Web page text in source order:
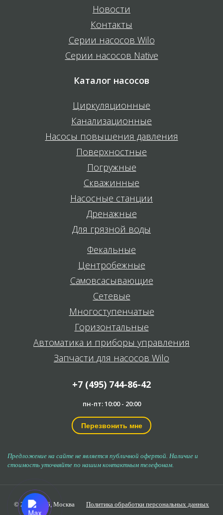
Новости
Контакты
Серии насосов Wilo
Серии насосов Native
Каталог насосов
Циркуляционные
Канализационные
Насосы повышения давления
Поверхностные
Погружные
Скважинные
Насосные станции
Дренажные
Для грязной воды
Фекальные
Центробежные
Самовсасывающие
Сетевые
Многоступенчатые
Горизонтальные
Автоматика и приборы управления
Запчасти для насосов Wilo
+7 (495) 744-86-42
пн-пт: 10:00 - 20:00
Перезвонить мне
Предложение на сайте не является публичной офертой. Наличие и
стоимость уточняйте по нашим контактным телефонам.
© 2006-2026, Москва
Политика обработки персональных данных